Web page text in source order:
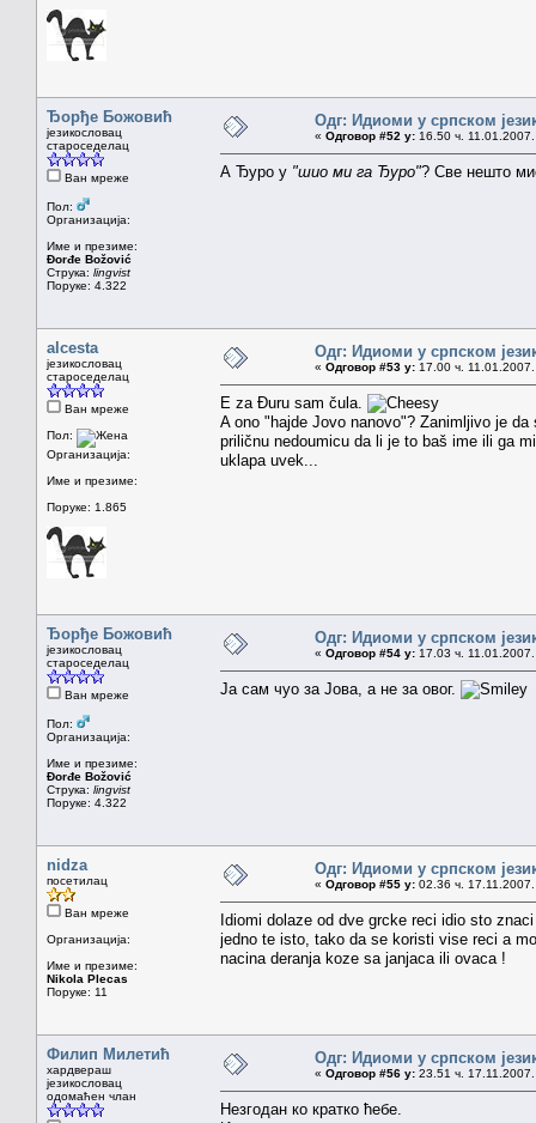
Ђорђе Божовић
језикословац
староседелац
Ван мреже
Пол:
Организација:
Име и презиме:
Đorđe Božović
Струка: lingvist
Поруке: 4.322
Одг: Идиоми у српском
« Одговор #52 у: 16.50 ч.
А Ђуро у "шио ми га Ђуро"? Све нешто
alcesta
језикословац
староседелац
Ван мреже
Пол:
Организација:
Име и презиме:
Поруке: 1.865
Одг: Идиоми у српском
« Одговор #53 у: 17.00 ч.
E za Đuru sam čula.
A ono "hajde Jovo nanovo"? Zanimljivo je
priličnu nedoumicu da li je to baš ime ili ga
uklapa uvek...
Ђорђе Божовић
језикословац
староседелац
Ван мреже
Пол:
Организација:
Име и презиме:
Đorđe Božović
Струка: lingvist
Поруке: 4.322
Одг: Идиоми у српском
« Одговор #54 у: 17.03 ч.
Ја сам чуо за Јова, а не за овог.
nidza
посетилац
Ван мреже
Организација:
Име и презиме:
Nikola Plecas
Поруке: 11
Одг: Идиоми у српском
« Одговор #55 у: 02.36 ч.
Idiomi dolaze od dve grcke reci idio sto
jedno te isto, tako da se koristi vise reci a
nacina deranja koze sa janjaca ili ovaca !
Филип Милетић
хардвераш
језикословац
одомаћен члан
Одг: Идиоми у српском
« Одговор #56 у: 23.51 ч.
Незгодан ко кратко ћебе.